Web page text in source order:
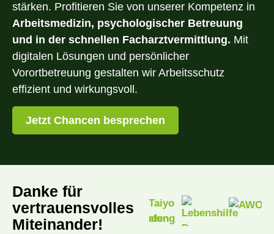
stärken. Profitieren Sie von unserer Kompetenz in
Arbeitsmedizin, psychologischer Betreuung
und in der schnellen Facharztvermittlung. Mit
digitalen Lösungen und persönlicher
Vorortbetreuung gestalten wir Arbeitsschutz
effizient und wirkungsvoll.
Jetzt Chancen besprechen
Danke für
vertrauens­volles
Miteinander!